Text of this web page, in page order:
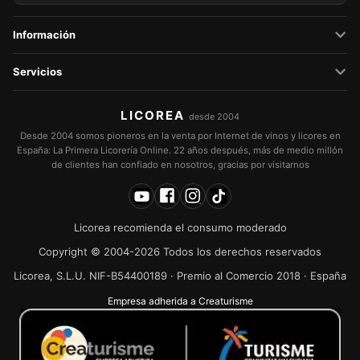
Información
Servicios
LICOREA desde 2004
Desde 2004 somos pioneros en la venta por Internet de vinos y licores en
España: La Primera Licorería Online. 22 años después, más de medio millón
de clientes han confiado en nosotros, gracias por visitarnos
Licorea recomienda el consumo moderado
Copyright © 2004-2026 Todos los derechos reservados
Licorea, S.L.U. NIF-B54400189 · Premio al Comercio 2018 · España
Empresa adherida a Creaturisme